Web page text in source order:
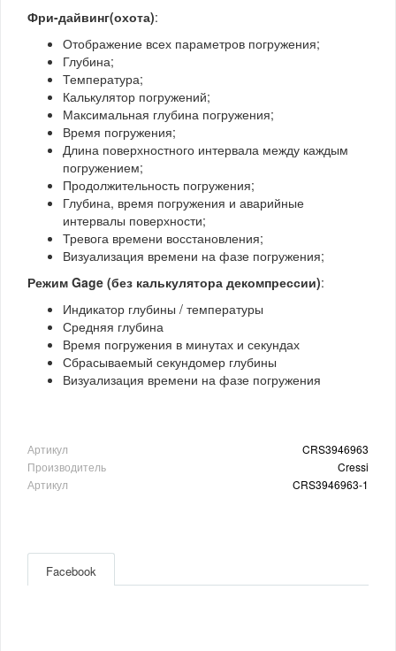
Фри-дайвинг(охота):
Отображение всех параметров погружения;
Глубина;
Температура;
Калькулятор погружений;
Максимальная глубина погружения;
Время погружения;
Длина поверхностного интервала между каждым
погружением;
Продолжительность погружения;
Глубина, время погружения и аварийные
интервалы поверхности;
Тревога времени восстановления;
Визуализация времени на фазе погружения;
Режим Gage (без калькулятора декомпрессии):
Индикатор глубины / температуры
Средняя глубина
Время погружения в минутах и ​​секундах
Сбрасываемый секундомер глубины
Визуализация времени на фазе погружения
Артикул
CRS3946963
Производитель
Cressi
Артикул
CRS3946963-1
Facebook